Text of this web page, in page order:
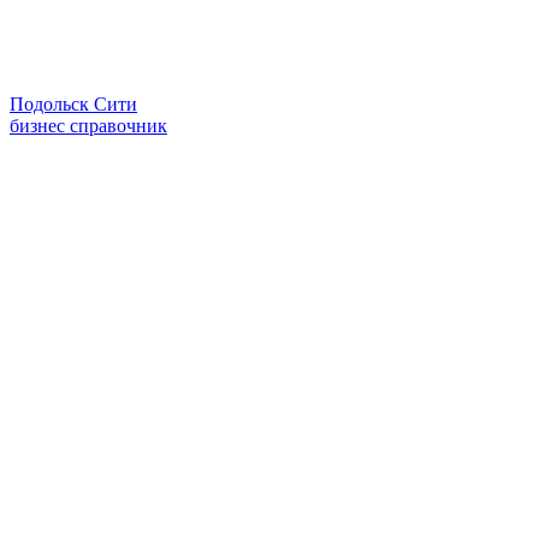
Подольск Сити
бизнес справочник